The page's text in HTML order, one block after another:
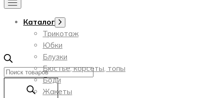
Поиск
Каталог Показать
подменю
Трикотаж
Юбки
Блузки
Бюстье, корсеты, топы
Боди
Жакеты